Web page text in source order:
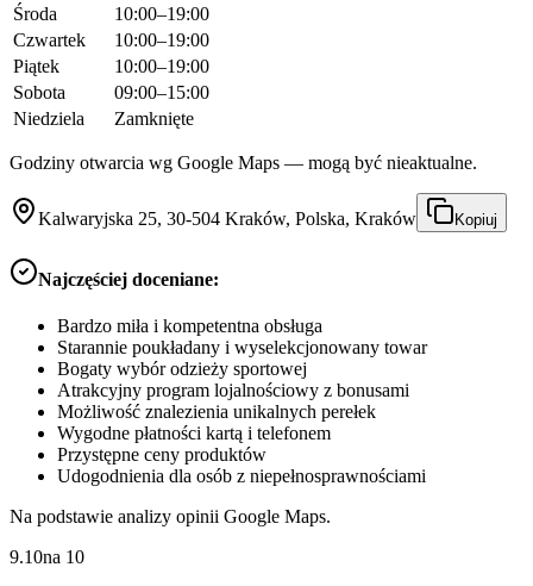
Środa
10:00–19:00
Czwartek
10:00–19:00
Piątek
10:00–19:00
Sobota
09:00–15:00
Niedziela
Zamknięte
Godziny otwarcia wg Google Maps — mogą być nieaktualne.
Kalwaryjska 25, 30-504 Kraków, Polska, Kraków Kopiuj
Najczęściej doceniane:
Bardzo miła i kompetentna obsługa
Starannie poukładany i wyselekcjonowany towar
Bogaty wybór odzieży sportowej
Atrakcyjny program lojalnościowy z bonusami
Możliwość znalezienia unikalnych perełek
Wygodne płatności kartą i telefonem
Przystępne ceny produktów
Udogodnienia dla osób z niepełnosprawnościami
Na podstawie analizy opinii Google Maps.
9.10na 10